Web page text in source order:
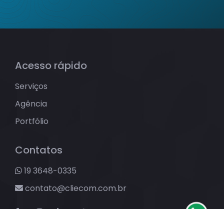
Acesso rápido
Serviços
Agência
Portfólio
Contatos
19 3648-0335
contato@cliecom.com.br